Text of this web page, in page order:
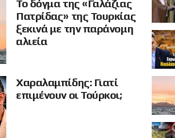
Το δόγμα της «Γαλάζιας
Πατρίδας» της Τουρκίας
ξεκινά με την παράνομη
αλιεία
Χαραλαμπίδης: Γιατί
επιμένουν οι Τούρκοι;